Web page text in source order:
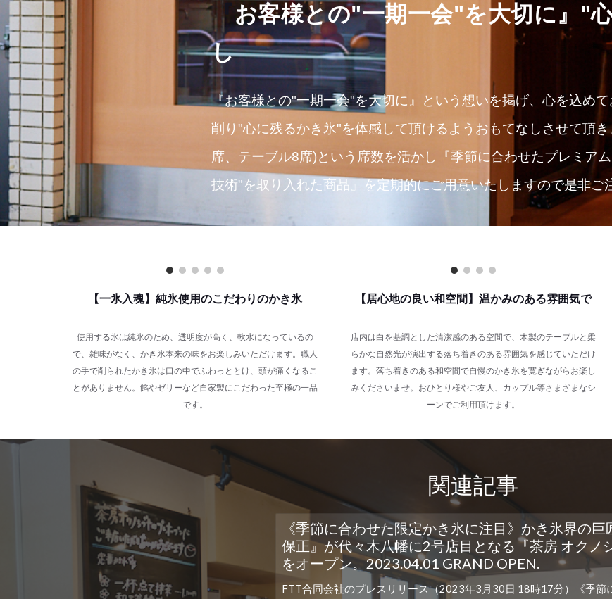
『 お客様との"一期一会"を大切に』"
し
『お客様との"一期一会"を大切に』という想いを掲げ、心を込め
削り"心に残るかき氷"を体感して頂けるようおもてなしさせて頂
席、テーブル8席)という席数を活かし『季節に合わせたプレミア
技術"を取り入れた商品』を定期的にご用意いたしますので是非ご
【一氷入魂】純氷使用のこだわりのかき氷
使用する氷は純氷のため、透明度が高く、軟水になっているの
で、雑味がなく、かき氷本来の味をお楽しみいただけます。職人
の手で削られたかき氷は口の中でふわっととけ、頭が痛くなるこ
とがありません。餡やゼリーなど自家製にこだわった至極の一品
です。
【居心地の良い和空間】温かみのある雰囲気で
店内は白を基調とした清潔感のある空間で、木製のテーブルと柔
らかな自然光が演出する落ち着きのある雰囲気を感じていただけ
ます。落ち着きのある和空間で自慢のかき氷を寛ぎながらお楽し
みくださいませ。おひとり様やご友人、カップル等さまざまなシ
ーンでご利用頂けます。
関連記事
《季節に合わせた限定かき氷に注目》かき氷界の巨
保正』が代々木八幡に2号店目となる『茶房 オクノ
をオープン。2023.04.01 GRAND OPEN.
FTT合同会社のプレスリリース（2023年3月30日 18時17分）《季節